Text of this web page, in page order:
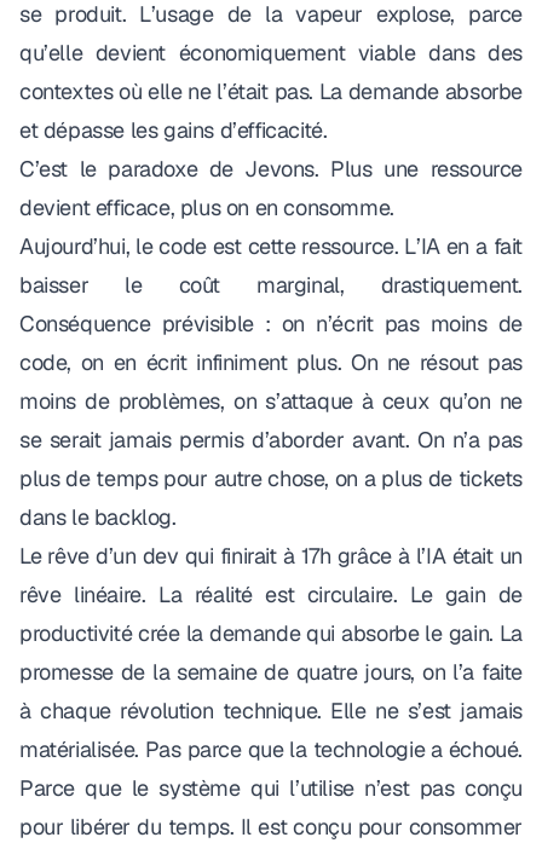
se produit. L’usage de la vapeur explose, parce
qu’elle devient économiquement viable dans des
contextes où elle ne l’était pas. La demande absorbe
et dépasse les gains d’efficacité.
C’est le paradoxe de Jevons. Plus une ressource
devient efficace, plus on en consomme.
Aujourd’hui, le code est cette ressource. L’IA en a fait
baisser le coût marginal, drastiquement.
Conséquence prévisible : on n’écrit pas moins de
code, on en écrit infiniment plus. On ne résout pas
moins de problèmes, on s’attaque à ceux qu’on ne
se serait jamais permis d’aborder avant. On n’a pas
plus de temps pour autre chose, on a plus de tickets
dans le backlog.
Le rêve d’un dev qui finirait à 17h grâce à l’IA était un
rêve linéaire. La réalité est circulaire. Le gain de
productivité crée la demande qui absorbe le gain. La
promesse de la semaine de quatre jours, on l’a faite
à chaque révolution technique. Elle ne s’est jamais
matérialisée. Pas parce que la technologie a échoué.
Parce que le système qui l’utilise n’est pas conçu
pour libérer du temps. Il est conçu pour consommer